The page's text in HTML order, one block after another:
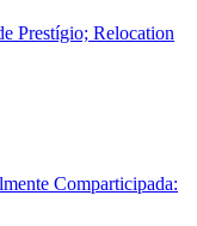
Prestígio; Relocation
Comparticipada: